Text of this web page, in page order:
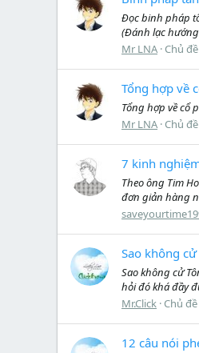
Đọc binh pháp
(Đánh lạc
Mr LNA Chủ đề
Tổng hợp về
Tổng hợp về cổ
Mr LNA Chủ đề
7 kinh
Theo ông Tim
đơn giản hàng
Sao không
Sao không cử
hỏi đó khá đầy
Mr.Click Chủ đề
12 câu nói